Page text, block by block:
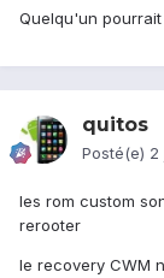
Quelqu'un
quitos
Posté(e) 2
les rom custom
rerooter
le recovery CWM